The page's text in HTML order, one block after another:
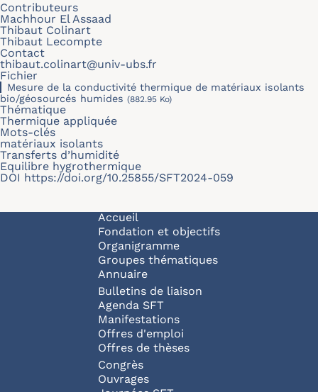
Contributeurs
Machhour El Assaad
Thibaut Colinart
Thibaut Lecompte
Contact
thibaut.colinart@univ-ubs.fr
Fichier
Mesure de la conductivité thermique de matériaux isolants
bio/géosourcés humides (882.95 Ko)
Thématique
Thermique appliquée
Mots-clés
matériaux isolants
Transferts d’humidité
Equilibre hygrothermique
DOI https://doi.org/10.25855/SFT2024-059
Navigation principale
Accueil
Fondation et objectifs
Organigramme
Groupes thématiques
Annuaire
Bulletins de liaison
Agenda SFT
Manifestations
Offres d'emploi
Offres de thèses
Congrès
Ouvrages